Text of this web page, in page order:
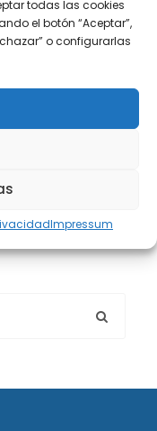
todas las cookies
el botón “Aceptar”,
o configurarlas
Impressum
(13)